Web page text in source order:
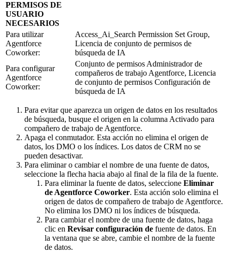
PERMISOS DE
USUARIO
NECESARIOS
Para utilizar
Agentforce
Coworker:
Access_Ai_Search Permission Set Group,
Licencia de conjunto de permisos de
búsqueda de IA
Para configurar
Agentforce
Coworker:
Conjunto de permisos Administrador de
compañeros de trabajo Agentforce, Licencia
de conjunto de permisos Configuración de
búsqueda de IA
Para evitar que aparezca un origen de datos en los resultados
de búsqueda, busque el origen en la columna Activado para
compañero de trabajo de Agentforce.
Apaga el conmutador. Esta acción no elimina el origen de
datos, los DMO o los índices. Los datos de CRM no se
pueden desactivar.
Para eliminar o cambiar el nombre de una fuente de datos,
seleccione la flecha hacia abajo al final de la fila de la fuente.
Para eliminar la fuente de datos, seleccione Eliminar
de Agentforce Coworker. Esta acción solo elimina el
origen de datos de compañero de trabajo de Agentforce.
No elimina los DMO ni los índices de búsqueda.
Para cambiar el nombre de una fuente de datos, haga
clic en Revisar configuración de fuente de datos. En
la ventana que se abre, cambie el nombre de la fuente
de datos.